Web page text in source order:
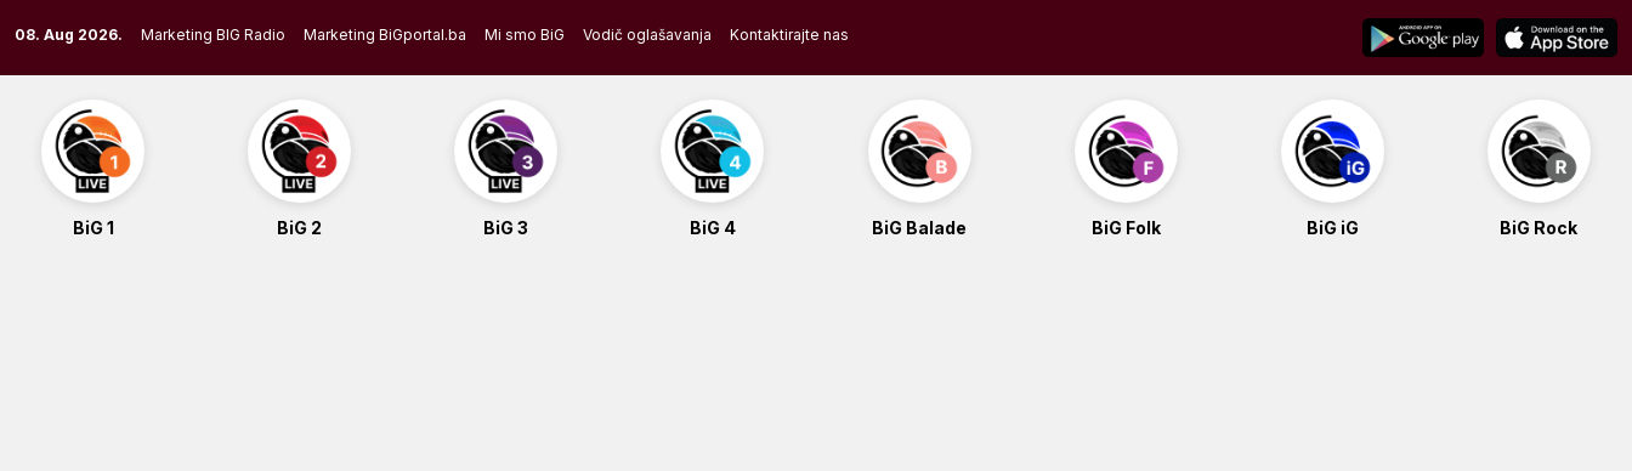
to
content
08. Aug 2026. Marketing BIG Radio Marketing BiGportal.ba Mi smo BiG Vodič oglašavanja Kontaktirajte nas
BiG 1 BiG 2 BiG 3 BiG 4 BiG Balade BiG Folk BiG iG BiG Rock